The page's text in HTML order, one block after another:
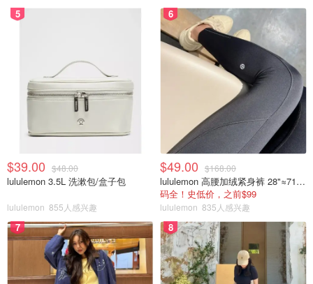
5
$39.00 $48.00
lululemon 3.5L 洗漱包/盒子包
lululemon 855人感兴趣
6
$49.00 $168.00
lululemon 高腰加绒紧身裤 28"≈71cm 5个口袋
码全！史低价，之前$99
lululemon 835人感兴趣
7 8